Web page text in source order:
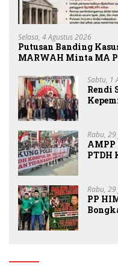
Selasa, 4 Agustus 2026
Putusan Banding
MARWAH Minta MA
Sabtu, 1
Rendi
Rabu,
AMPP
PTDH
Rabu,
PP